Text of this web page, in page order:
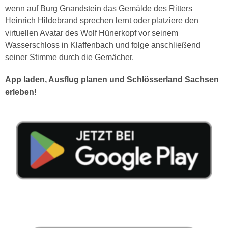
wenn auf Burg Gnandstein das Gemälde des Ritters
Heinrich Hildebrand sprechen lernt oder platziere den
virtuellen Avatar des Wolf Hünerkopf vor seinem
Wasserschloss in Klaffenbach und folge anschließend
seiner Stimme durch die Gemächer.
App laden, Ausflug planen und Schlösserland Sachsen
erleben!